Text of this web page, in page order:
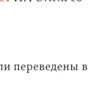
переведены в